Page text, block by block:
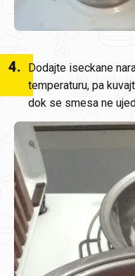
4.
Dodajte iseckane
temperaturu, pa
dok se smesa ne